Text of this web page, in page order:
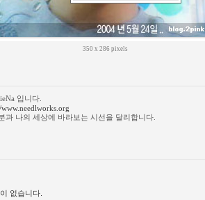
350 x 286 pixels
입니다.
과 나의 세상에 바라보는 시선을 달리합니다.
없습니다.